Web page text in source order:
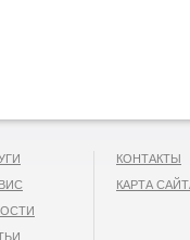
КОНТАКТЫ
КАРТА